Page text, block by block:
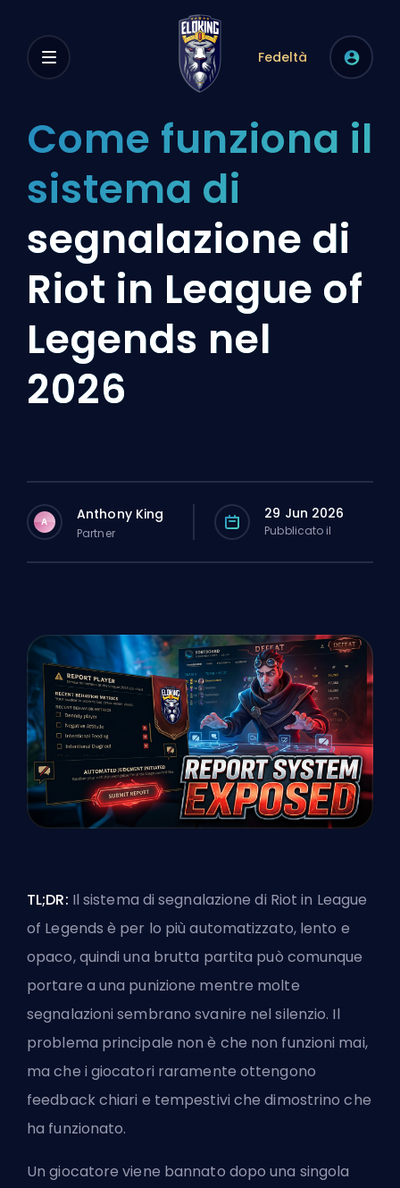
Fedeltà
Come funziona il
sistema di
segnalazione di
Riot in League of
Legends nel
2026
A Anthony King
Partner
29 Jun 2026
Pubblicato il
TL;DR: Il sistema di segnalazione di Riot in League
of Legends è per lo più automatizzato, lento e
opaco, quindi una brutta partita può comunque
portare a una punizione mentre molte
segnalazioni sembrano svanire nel silenzio. Il
problema principale non è che non funzioni mai,
ma che i giocatori raramente ottengono
feedback chiari e tempestivi che dimostrino che
ha funzionato.
Un giocatore viene bannato dopo una singola